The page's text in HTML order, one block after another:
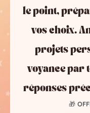
apportera des
Quelle est la
cognitive ?
La médiumnité pré-
percevoir des
le point,
vos choix.
projets
voyance par
réponses
🎁